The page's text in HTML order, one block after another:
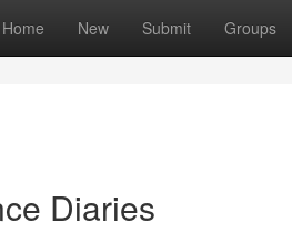
Home New Submit Groups
Diaries